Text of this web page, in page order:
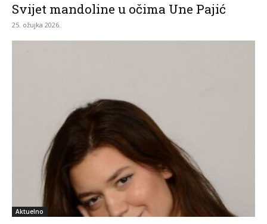
Svijet mandoline u očima Une Pajić
25. ožujka 2026.
Aktuelno